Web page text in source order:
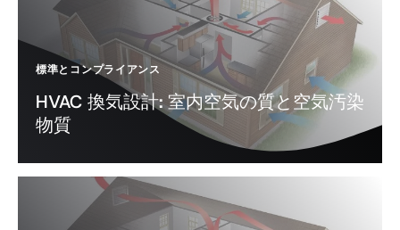
標準とコンプライアンス
HVAC 換気設計: 室内空気の質と空気汚染
物質